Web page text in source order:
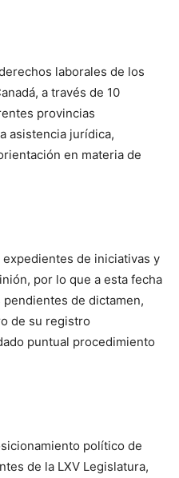
laborales de los
a través de 10
provincias
asistencia jurídica,
en materia de
de iniciativas y
por lo que a esta fecha
de dictamen,
de su registro
puntual procedimiento
político de
de la LXV Legislatura,